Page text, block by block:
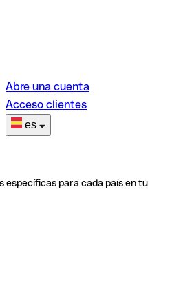
Abre una cuenta
Acceso clientes
es
específicas para cada país en tu